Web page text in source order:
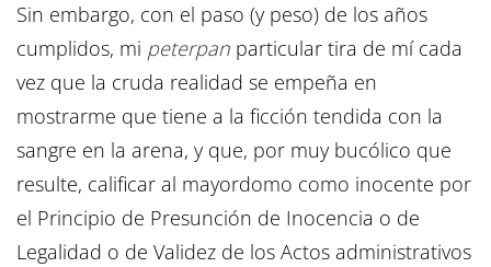
Sin embargo, con el paso (y peso) de los años
cumplidos, mi peterpan particular tira de mí cada
vez que la cruda realidad se empeña en
mostrarme que tiene a la ficción tendida con la
sangre en la arena, y que, por muy bucólico que
resulte, calificar al mayordomo como inocente por
el Principio de Presunción de Inocencia o de
Legalidad o de Validez de los Actos administrativos